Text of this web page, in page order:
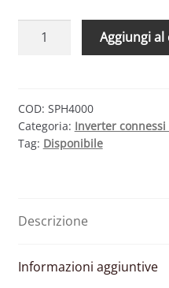
GROWATT
IBRIDO
MONOFASE
2
Aggiungi
COD: SPH4000
Categoria: Inverter
Tag: Disponibile
Descrizione
Informazioni aggiuntive